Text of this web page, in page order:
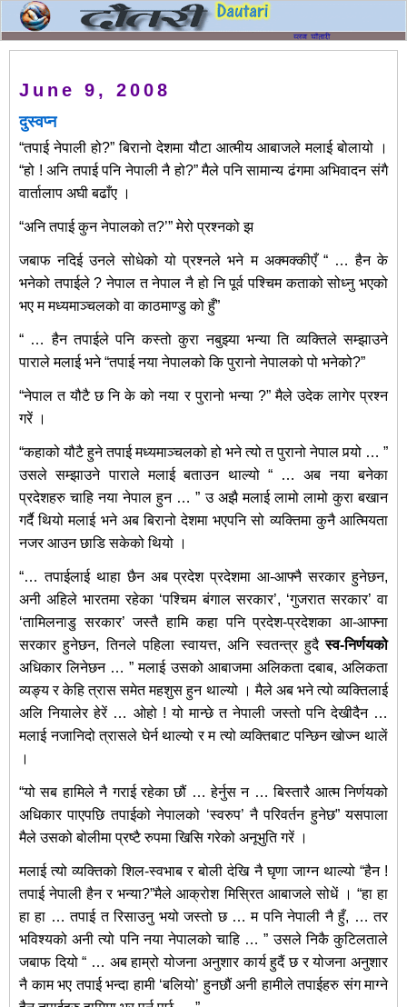
June 9, 2008
दुस्वप्न
“तपाई नेपाली हो?” बिरानो देशमा यौटा आत्मीय आबाजले मलाई बोलायो ।
“हो ! अनि तपाई पनि नेपाली नै हो?” मैले पनि सामान्य ढंगमा अभिवादन संगै
वार्तालाप अघी बढाँए ।
“अनि तपाई कुन नेपालको त?’” मेरो प्रश्‍नको झ
जबाफ नदिई उनले सोधेको यो प्रश्‍नले भने म अक्मक्कीएँ “ … हैन के
भनेको तपाईले ? नेपाल त नेपाल नै हो नि पूर्व पश्‍चिम कताको सोध्नु भएको
भए ममध्यमाञ्चलको वा काठमाण्डु को हुँ”
“ … हैन तपाईले पनि कस्तो कुरा नबुझ्या भन्या ति व्यक्तिले सम्झाउने
पाराले मलाई भने “तपाई नया नेपालको कि पुरानो नेपालको पो भनेको?”
“नेपाल त यौटै छ नि के को नया र पुरानो भन्या ?” मैले उदेक लागेर प्रश्‍न
गरें ।
“कहाको यौटै हुने तपाई मध्यमाञ्चलको हो भने त्यो त पुरानो नेपाल पर्‍यो … ”
उसले सम्झाउने पाराले मलाई बताउन थाल्यो “ … अब नया बनेका
प्रदेशहरु चाहि नया नेपाल हुन … ” उ अझै मलाई लामो लामो कुरा बखान
गर्दै थियो मलाई भने अब बिरानो देशमा भएपनि सो व्यक्तिमा कुनै आत्मियता
नजर आउन छाडि सकेको थियो ।
“… तपाईलाई थाहा छैन अब प्रदेश प्रदेशमा आ-आफ्नै सरकार हुनेछन,
अनी अहिले भारतमा रहेका ‘पश्चिम बंगाल सरकार’, ‘गुजरात सरकार’ वा
‘तामिलनाडु सरकार’ जस्तै हामि कहा पनि प्रदेश-प्रदेशका आ-आफ्ना
सरकार हुनेछन, तिनले पहिला स्वायत्त, अनि स्वतन्त्र हुदैस्व-निर्णयको
अधिकार लिनेछन … ” मलाई उसको आबाजमा अलिकता दबाब, अलिकता
व्यङ्य र केहि त्रास समेत महशुस हुन थाल्यो । मैले अब भने त्यो व्यक्तिलाई
अलि नियालेर हेरें … ओहो ! यो मान्छे त नेपाली जस्तो पनि देखीदैन …
मलाई नजानिदो त्रासले घेर्न थाल्यो र म त्यो व्यक्तिबाट पन्छिन खोज्न थालें
।
“यो सब हामिले नै गराई रहेका छौं … हेर्नुस न … बिस्तारै आत्म निर्णयको
अधिकार पाएपछि तपाईको नेपालको ‘स्वरुप’ नै परिवर्तन हुनेछ” यसपाला
मैले उसको बोलीमा प्रष्टै रुपमा खिसि गरेको अनूभुति गरें ।
मलाई त्यो व्यक्तिको शिल-स्वभाब र बोली देखि नै घृणा जाग्न थाल्यो “हैन !
तपाई नेपाली हैन र भन्या?”मैले आक्रोश मिस्रित आबाजले सोधें । “हा हा
हा हा … तपाई त रिसाउनु भयो जस्तो छ … म पनि नेपाली नै हुँ, … तर
भविश्यको अनी त्यो पनि नया नेपालको चाहि … ” उसले निकै कुटिलताले
जबाफ दियो “ … अब हाम्रो योजना अनुशार कार्य हुदैं छ र योजना अनुशार
नै काम भए तपाई भन्दा हामी ‘बलियो’ हुनछौं अनी हामीले तपाईहरु संग माग्ने